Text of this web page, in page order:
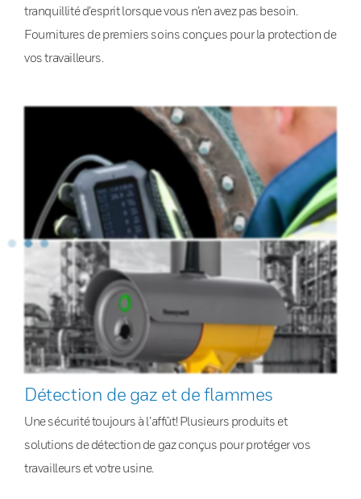
tranquillité d’esprit lorsque vous n’en avez pas besoin.
Fournitures de premiers soins conçues pour la protection de
vos travailleurs.
Détection de gaz et de flammes
Une sécurité toujours à l’affût! Plusieurs produits et
solutions de détection de gaz conçus pour protéger vos
travailleurs et votre usine.